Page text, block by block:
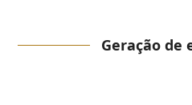
Geração de